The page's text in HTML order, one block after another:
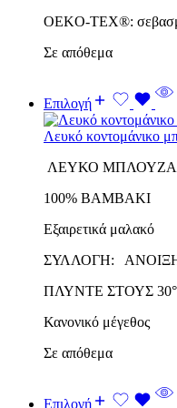
OEKO-TEX®:
Σε απόθεμα
Επιλογή
Λευκό κοντομάνικο
ΛΕΥΚΟ
100% ΒΑΜΒΑΚΙ
Εξαιρετικά μαλακό
ΣΥΛΛΟΓΗ:
ΠΛΥΝΤΕ ΣΤΟΥΣ 30°
Κανονικό μέγεθος
Σε απόθεμα
Επιλογή